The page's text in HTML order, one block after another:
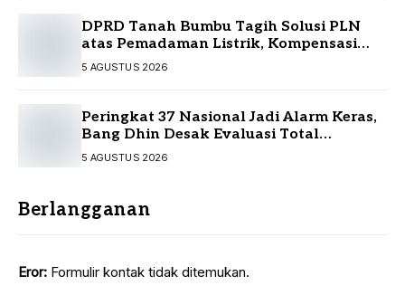
DPRD Tanah Bumbu Tagih Solusi PLN
atas Pemadaman Listrik, Kompensasi
Pelanggan Belum Diputuskan
5 AGUSTUS 2026
Peringkat 37 Nasional Jadi Alarm Keras,
Bang Dhin Desak Evaluasi Total
Pelayanan Investasi Kalsel
5 AGUSTUS 2026
Berlangganan
Eror: Formulir kontak tidak ditemukan.